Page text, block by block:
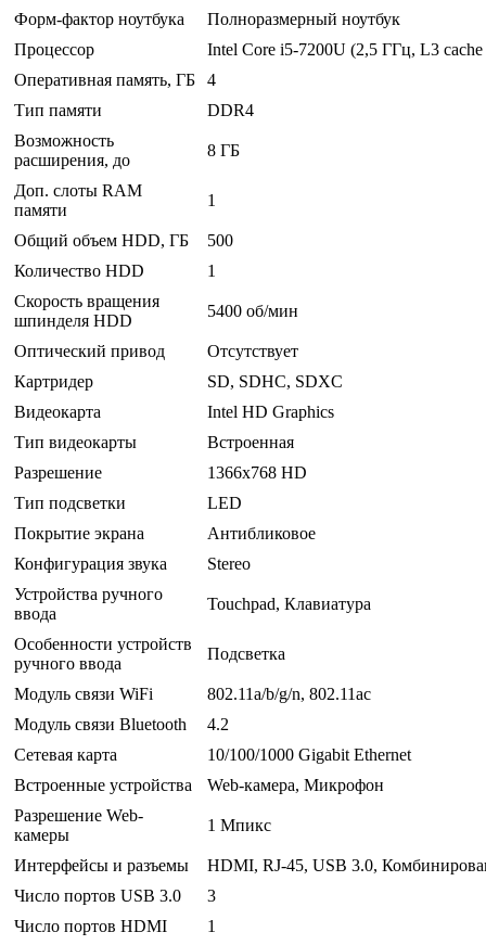
Форм-фактор ноутбука
Полноразмерный ноутбук
Процессор
Intel Core i5-7200U (2,5 ГГц, L3
Оперативная память, ГБ
4
Тип памяти
DDR4
Возможность
расширения, до
8 ГБ
Доп. слоты RAM
памяти
1
Общий объем HDD, ГБ
500
Количество HDD
1
Скорость вращения
шпинделя HDD
5400 об/мин
Оптический привод
Отсутствует
Картридер
SD, SDHC, SDXC
Видеокарта
Intel HD Graphics
Тип видеокарты
Встроенная
Разрешение
1366x768 HD
Тип подсветки
LED
Покрытие экрана
Антибликовое
Конфигурация звука
Stereo
Устройства ручного
ввода
Touchpad, Клавиатура
Особенности устройств
ручного ввода
Подсветка
Модуль связи WiFi
802.11a/b/g/n, 802.11ac
Модуль связи Bluetooth
4.2
Сетевая карта
10/100/1000 Gigabit Ethernet
Встроенные устройства
Web-камера, Микрофон
Разрешение Web-
камеры
1 Мпикс
Интерфейсы и разъемы
HDMI, RJ-45, USB 3.0,
Число портов USB 3.0
3
Число портов HDMI
1